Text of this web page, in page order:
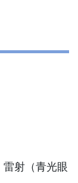
射（青光眼